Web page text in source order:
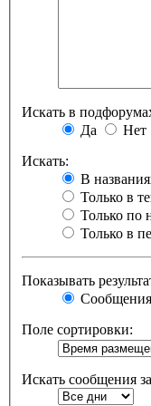
Искать в
Да
Нет
Искать:
В
Только в
Только по
Только в
Показывать
Сообщения
Поле сортировки:
Искать сообщения